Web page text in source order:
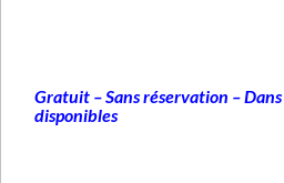
Gratuit – Sans réservation –
disponibles